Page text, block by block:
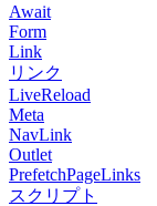
Await
Form
Link
リンク
LiveReload
Meta
NavLink
Outlet
PrefetchPageLinks
スクリプト